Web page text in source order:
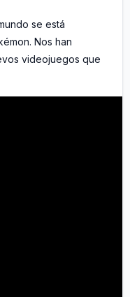
se está
Nos han
videojuegos que